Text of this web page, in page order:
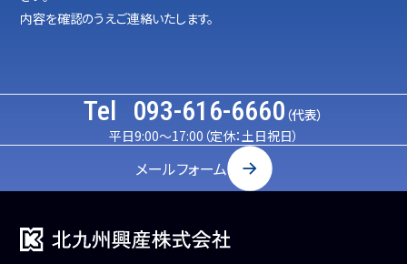
内容を確認のうえご連絡いたします。
Tel 093-616-6660 （代表）
平日9:00～17:00（定休：土日祝日）
メールフォーム